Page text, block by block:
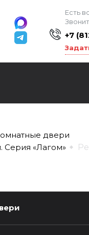
Есть
+7
двери
Серия «Лагом»